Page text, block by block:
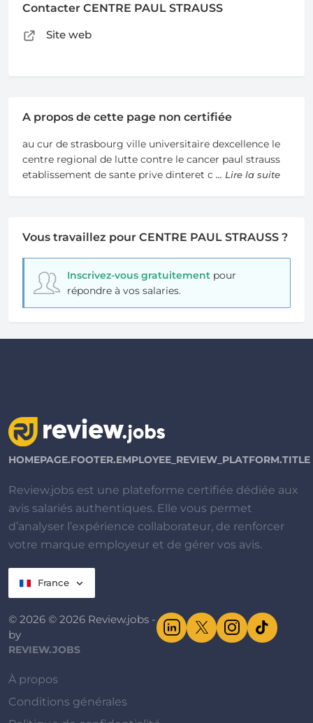
Contacter CENTRE PAUL STRAUSS
Site web
A propos de cette page non certifiée
au cur de strasbourg ville universitaire dexcellence le
centre regional de lutte contre le cancer paul strauss
etablissement de sante prive dinteret c ... Lire la suite
Vous travaillez pour CENTRE PAUL STRAUSS ?
Inscrivez-vous gratuitementpour
répondre à vos salaries.
HOMEPAGE.FOOTER.EMPLOYEE_REVIEW_PLATFORM.TITLE
Review.jobs est une plateforme certifiée dédiée aux
avis salariés authentiques. Elle vous permet
d’analyser l’expérience collaborateur, de renforcer
votre marque employeur et de gérer vos avis.
France
© 2026 © 2026 Review.jobs -
by
REVIEW.JOBS
À propos
Conditions générales